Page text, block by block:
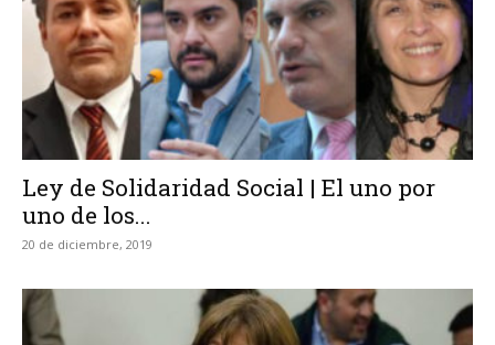
Ley de Solidaridad Social | El uno por
uno de los...
20 de diciembre, 2019